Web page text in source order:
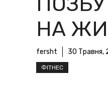
НА
fersht 30 Травня,
ФІТНЕС